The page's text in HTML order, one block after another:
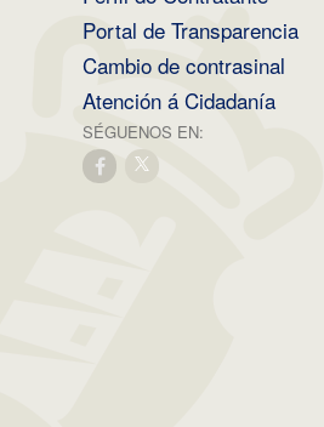
Portal de Transparencia
Cambio de contrasinal
Atención á Cidadanía
SÉGUENOS EN: